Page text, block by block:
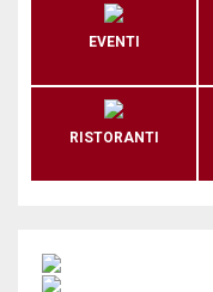
EVENTI
RISTORANTI